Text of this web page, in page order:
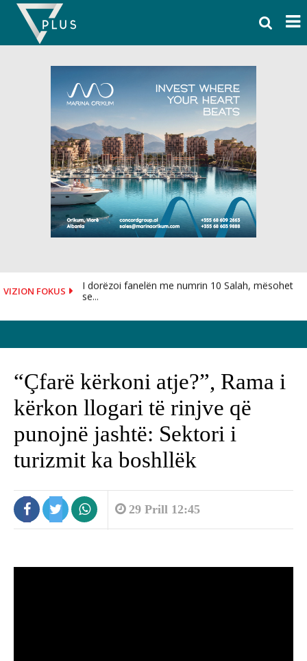
Skip
content
VIZION FOKUS
I dorëzoi fanelën me numrin 10 Salah, mësohet
se...
“Çfarë kërkoni atje?”, Rama i
kërkon llogari të rinjve që
punojnë jashtë: Sektori i
turizmit ka boshllëk
29 Prill 12:45